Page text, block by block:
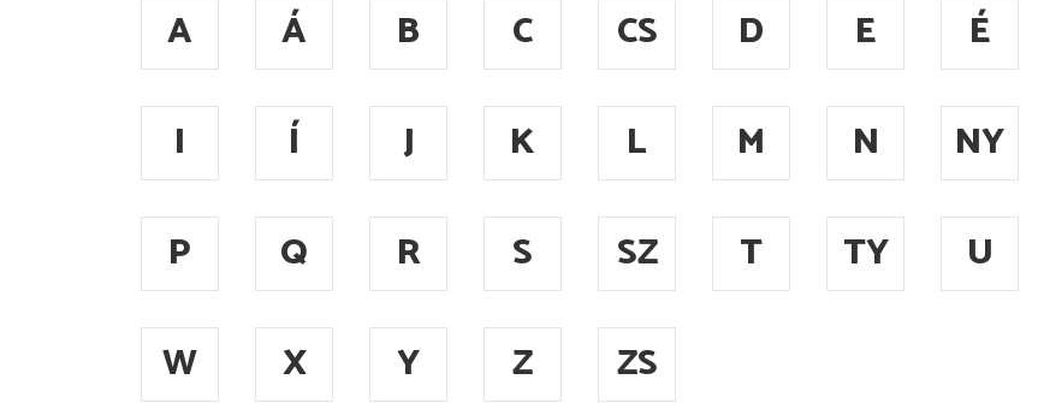
A Á B C CS D E É
I
Í J K L M N NY
P
Q R S SZ T TY U
W
X Y Z ZS